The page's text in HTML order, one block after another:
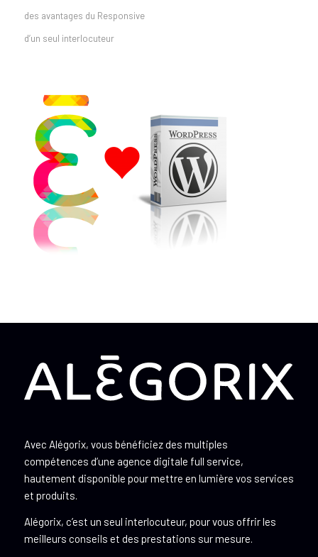
des avantages du Responsive
d’un seul interlocuteur
Avec Alégorix, vous bénéficiez des multiples
compétences d’une agence digitale full service,
hautement disponible pour mettre en lumière vos services
et produits.
Alégorix, c’est un seul interlocuteur, pour vous offrir les
meilleurs conseils et des prestations sur mesure.